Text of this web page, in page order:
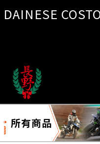
DAINESE
所有商品